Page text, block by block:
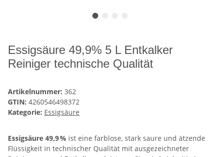
Essigsäure 49,9% 5 L Entkalker
Reiniger technische Qualität
Artikelnummer: 362
GTIN: 4260546498372
Kategorie: Essigsäure
Essigsäure 49,9 % ist eine farblose, stark saure und ätzende
Flüssigkeit in technischer Qualität mit ausgezeichneter